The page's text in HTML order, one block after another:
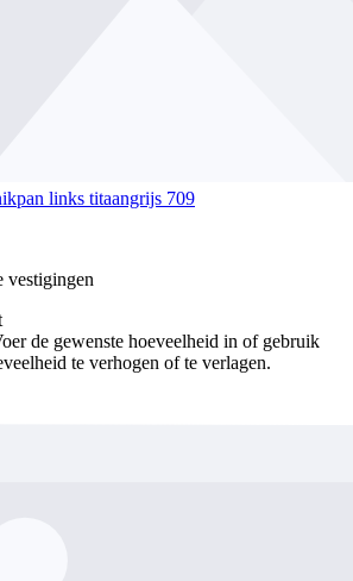
links titaangrijs 709
vestigingen
de gewenste hoeveelheid in of gebruik
te verhogen of te verlagen.